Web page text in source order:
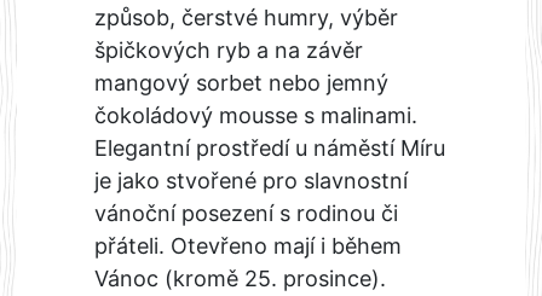
způsob, čerstvé humry, výběr
špičkových ryb a na závěr
mangový sorbet nebo jemný
čokoládový mousse s malinami.
Elegantní prostředí u náměstí Míru
je jako stvořené pro slavnostní
vánoční posezení s rodinou či
přáteli. Otevřeno mají i během
Vánoc (kromě 25. prosince).